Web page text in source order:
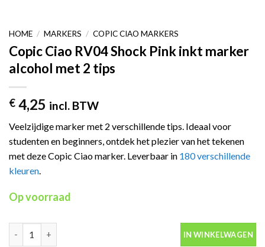
HOME / MARKERS / COPIC CIAO MARKERS
Copic Ciao RV04 Shock Pink inkt marker
alcohol met 2 tips
€ 4,25 incl. BTW
Veelzijdige marker met 2 verschillende tips. Ideaal voor
studenten en beginners, ontdek het plezier van het tekenen
met deze Copic Ciao marker. Leverbaar in 180 verschillende
kleuren
Op voorraad
IN WINKELWAGEN